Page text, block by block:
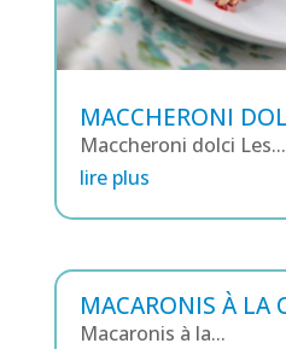
MACCHERONI
Maccheroni dolci Les...
lire plus
MACARONIS À LA
Macaronis à la...